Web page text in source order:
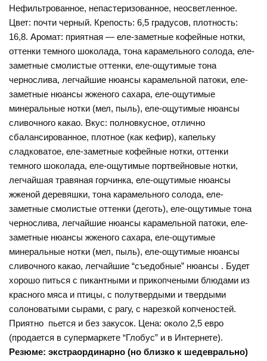
Нефильтрованное, непастеризованное, неосветленное.
Цвет: почти черный. Крепость: 6,5 градусов, плотность:
16,8. Аромат: приятная — еле-заметные кофейные нотки,
оттенки темного шоколада, тона карамельного солода, еле-
заметные смолистые оттенки, еле-ощутимые тона
чернослива, легчайшие нюансы карамельной патоки, еле-
заметные нюансы жженого сахара, еле-ощутимые
минеральные нотки (мел, пыль), еле-ощутимые нюансы
сливочного какао. Вкус: полновкусное, отлично
сбалансированное, плотное (как кефир), капельку
сладковатое, еле-заметные кофейные нотки, оттенки
темного шоколада, еле-ощутимые портвейновые нотки,
легчайшая травяная горчинка, еле-ощутимые нюансы
жженой деревяшки, тона карамельного солода, еле-
заметные смолистые оттенки (деготь), еле-ощутимые тона
чернослива, легчайшие нюансы карамельной патоки, еле-
заметные нюансы жженого сахара, еле-ощутимые
минеральные нотки (мел, пыль), еле-ощутимые нюансы
сливочного какао, легчайшие “съедобные” нюансы . Будет
хорошо питься с пикантными и прикопчеными блюдами из
красного мяса и птицы, с полутвердыми и твердыми
солоноватыми сырами, с рагу, с нарезкой копченостей.
Приятно пьется и без закусок. Цена: около 2,5 евро
(продается в супермаркете “Глобус” и в Интернете).
Резюме: экстраординарно (но близко к шедеврально)